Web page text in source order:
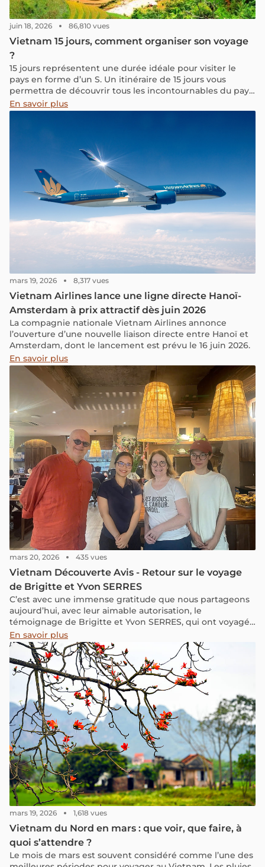
juin 18, 2026 86,810 vues
Vietnam 15 jours, comment organiser son voyage
?
15 jours représentent une durée idéale pour visiter le
pays en forme d’un S. Un itinéraire de 15 jours vous
permettra de découvrir tous les incontournables du pays
du nord au sud : la capitale d'hanoi, la merveilleuse baie
d'halong terrestre et maritime, la charmante vielle ville
En savoir plus
mars 19, 2026 8,317 vues
Vietnam Airlines lance une ligne directe Hanoï-
Amsterdam à prix attractif dès juin 2026
La compagnie nationale Vietnam Airlines annonce
l’ouverture d’une nouvelle liaison directe entre Hanoï et
Amsterdam, dont le lancement est prévu le 16 juin 2026.
En savoir plus
mars 20, 2026 435 vues
Vietnam Découverte Avis - Retour sur le voyage
de Brigitte et Yvon SERRES
C’est avec une immense gratitude que nous partageons
aujourd’hui, avec leur aimable autorisation, le
témoignage de Brigitte et Yvon SERRES, qui ont voyagé
avec nous en 2026.
En savoir plus
mars 19, 2026 1,618 vues
Vietnam du Nord en mars : que voir, que faire, à
quoi s’attendre ?
Le mois de mars est souvent considéré comme l’une des